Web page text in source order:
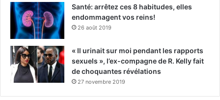
Santé: arrêtez ces 8 habitudes, elles
endommagent vos reins!
26 août 2019
« Il urinait sur moi pendant les rapports
sexuels », l’ex-compagne de R. Kelly fait
de choquantes révélations
27 novembre 2019